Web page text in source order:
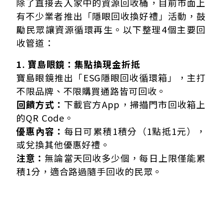
有不少業者推出「隱眼回收換好禮」活動，鼓
勵民眾讓資源循環再生。以下整理4個主要回
收管道：
1. 寶島眼鏡：集點換現金折抵
寶島眼鏡推出「ESG隱眼回收循環箱」，主打
不限品牌、不限購買通路皆可回收。
回饋方式： 下載官方App，掃描門市回收箱上
的QR Code。
優惠內容： 每日可累積1積分（1點抵1元），
或兌換其他優惠好禮。
注意： 無論當天回收多少個，每日上限僅能累
積1分，適合路過隨手回收的民眾。